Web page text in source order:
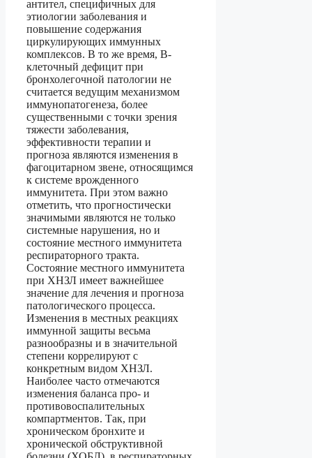
антител, специфичных для
этиологии заболевания и
повышение содержания
циркулирующих иммунных
комплексов. В то же время, В-
клеточный дефицит при
бронхолегочной патологии не
считается ведущим механизмом
иммунопатогенеза, более
существенными с точки зрения
тяжести заболевания,
эффективности терапии и
прогноза являются изменения в
фагоцитарном звене, относящимся
к системе врожденного
иммунитета. При этом важно
отметить, что прогностически
значимыми являются не только
системные нарушения, но и
состояние местного иммунитета
респираторного тракта.
Состояние местного иммунитета
при ХНЗЛ имеет важнейшее
значение для лечения и прогноза
патологического процесса.
Изменения в местных реакциях
иммунной защиты весьма
разнообразны и в значительной
степени коррелируют с
конкретным видом ХНЗЛ.
Наиболее часто отмечаются
изменения баланса про- и
противовоспалительных
компартментов. Так, при
хроническом бронхите и
хронической обструктивной